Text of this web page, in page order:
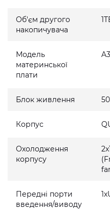
Об'єм другого
накопичувача
Модель
материнської
плати
Блок живлення
Корпус
Охолодження
корпусу
Передні порти
введення/виводу